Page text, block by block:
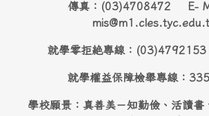
傳真：(03)4708472 E-
就學零拒絶專線：
就學權益保障檢舉專線：
學校願景：真善美－知勤儉、活讀書